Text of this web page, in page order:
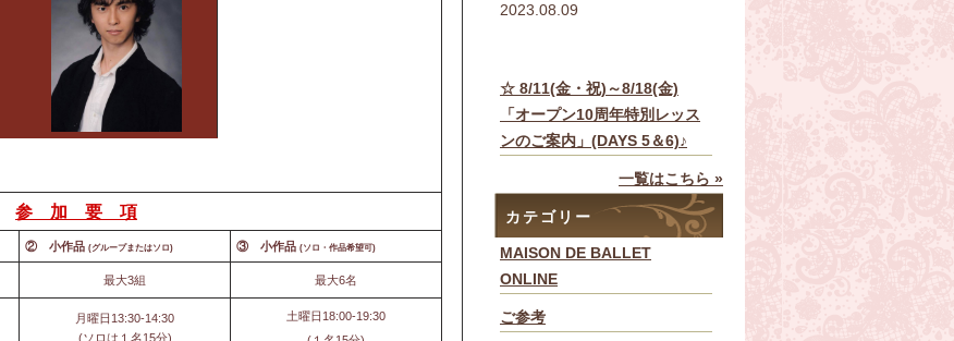
参 加 要 項
② 小作品 (グループまたはソロ) ③ 小作品 (ソロ・作品希望可)
最大3組 最大6名
月曜日13:30-14:30
(ソロは１名15分)
土曜日18:00-19:30
2023.08.09
☆ 8/11(金・祝)～8/18(金)
「オープン10周年特別レッス
ンのご案内」(DAYS 5＆6)♪
一覧はこちら »
カテゴリー
MAISON DE BALLET
ONLINE
ご参考